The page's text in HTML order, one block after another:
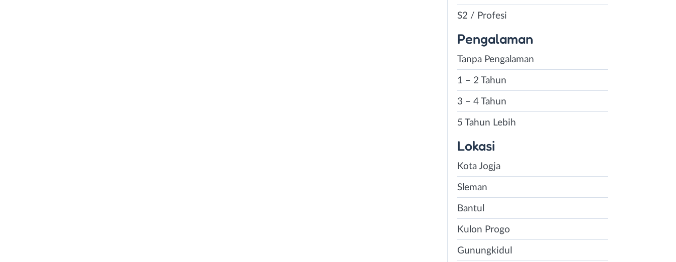
S2 / Profesi
Pengalaman
Tanpa Pengalaman
1 – 2 Tahun
3 – 4 Tahun
5 Tahun Lebih
Lokasi
Kota Jogja
Sleman
Bantul
Kulon Progo
Gunungkidul